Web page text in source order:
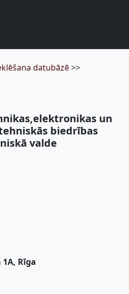
datubāzē>>
un
biedrības
valde
Rīga